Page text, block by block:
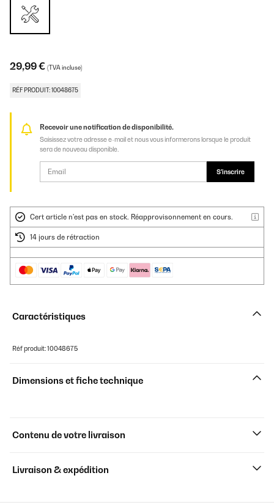
29,99 € (TVA incluse)
RÉF PRODUIT: 10048675
Recevoir une notification de disponibilité.
Saisissez votre adresse e-mail et nous vous informerons lorsque le produit
sera de nouveau disponible.
S'inscrire
Cert article n'est pas en stock. Réapprovisonnement en cours.
14 jours de rétraction
Caractéristiques
Réf produit: 10048675
Dimensions et fiche technique
Contenu de votre livraison
Livraison & expédition